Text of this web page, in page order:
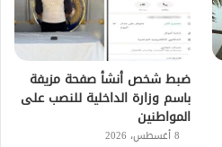
ضبط شخص أنشأ صفحة مزيفة
باسم وزارة الداخلية للنصب على
المواطنين
8 أغسطس، 2026